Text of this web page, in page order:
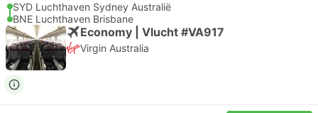
SYD Luchthaven Sydney Australië
BNE Luchthaven Brisbane
Economy | Vlucht #VA917
Virgin Australia